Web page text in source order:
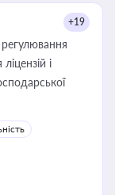
+19
і